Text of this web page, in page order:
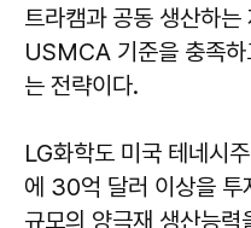
트라캠과 공동 생산하는
USMCA 기준을 충족하
는 전략이다.
LG화학도 미국 테네시
에 30억 달러 이상을 투
규모의 양극재 생산능